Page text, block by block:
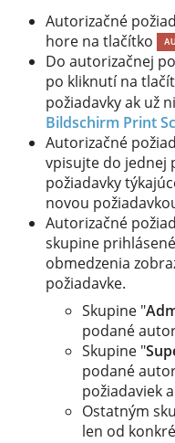
Autorizačné
hore na tlačítko
Do autorizačnej
po kliknutí na
požiadavky ak už
Bildschirm Print
Autorizačné
vpisujte do jednej
požiadavky
novou
Autorizačné
skupine
obmedzenia
požiadavke.
Skupine "
podané
Skupine "
podané
požiadaviek
Ostatným
len od